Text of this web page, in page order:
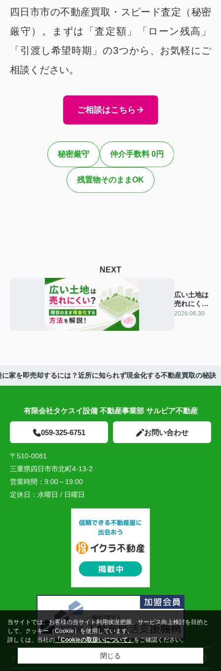
四日市市の不動産買取・スピード査定（秘密
厳守）。まずは「査定額」「ローン残高」
「引渡し希望時期」の3つから、お気軽にご
相談ください。
ご相談はこちら
秘密厳守 仲介手数料 0円
残置物そのままOK
NEXT
広い土地は
売れにく
い？現状の
2026.06.30
に家を即売却するには？近所に知られず現金化する不動産買取の秘訣
有限会社タケスイ設備 不動産事業部 サルビア不動産
059-325-6751 お問い合わせ
〒510-0081
三重県四日市市北町4-13-2
営業時間： 9:00～19:00
定休日： 水曜日 / 日曜日
トップページ
当サイトでは、お客様の当サイト利用状況把握、サービス向上検討を目的と
して、クッキー（Cookie）を使用しています。
詳しくは、当社の「Cookieの取扱いについて」をご確認ください。
閉じる